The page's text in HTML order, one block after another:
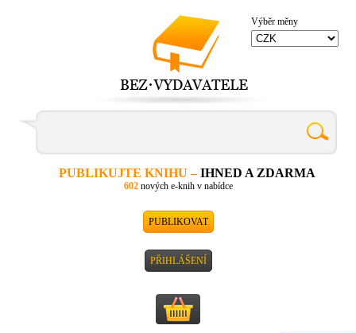
PUBLIKUJTE KNIHU –IHNED A ZDARMA
602nových e-knih v nabídce
PUBLIKOVAT
PŘIHLÁŠENÍ
Výběr měny